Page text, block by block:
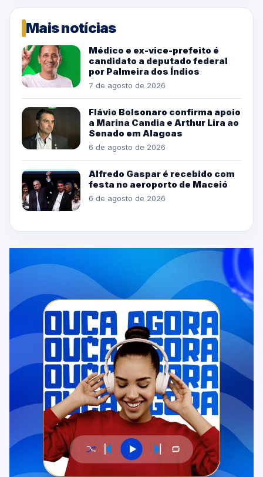
Mais notícias
Médico e ex-vice-prefeito é
candidato a deputado federal
por Palmeira dos Índios
7 de agosto de 2026
Flávio Bolsonaro confirma apoio
a Marina Candia e Arthur Lira ao
Senado em Alagoas
6 de agosto de 2026
Alfredo Gaspar é recebido com
festa no aeroporto de Maceió
6 de agosto de 2026